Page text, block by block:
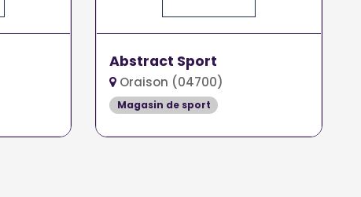
Abstract Sport
Oraison (04700)
Magasin de sport